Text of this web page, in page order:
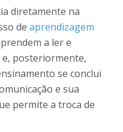
diretamente na
de aprendizagem
a ler e
e, posteriormente,
se conclui
e sua
permite a troca de